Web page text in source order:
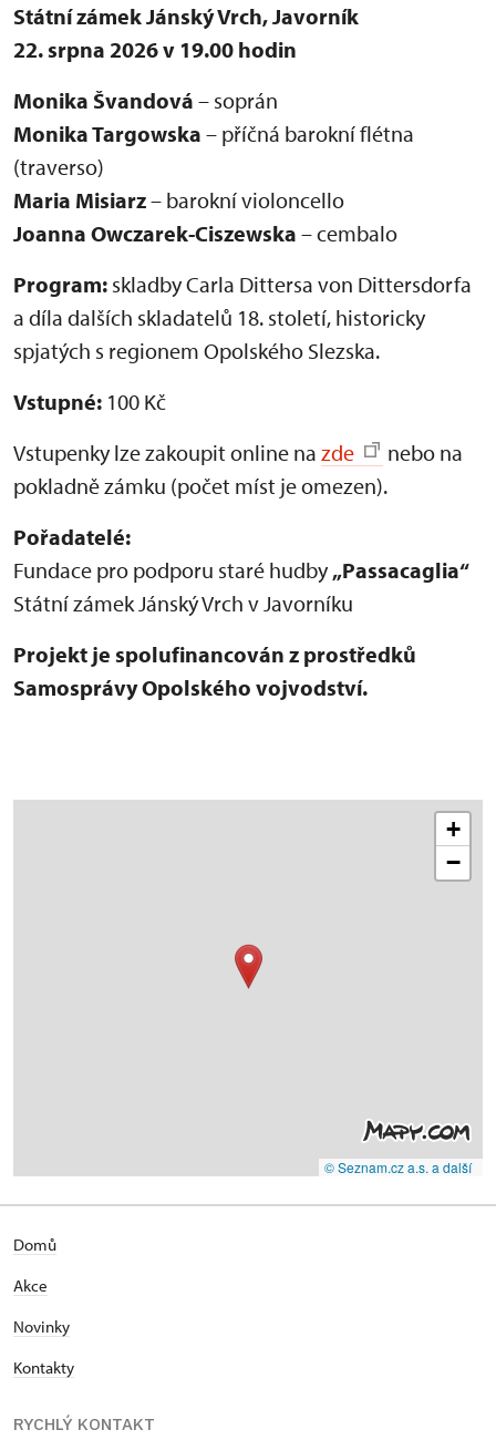
Státní zámek Jánský Vrch, Javorník
22. srpna 2026 v 19.00 hodin
Monika Švandová – soprán
Monika Targowska – příčná barokní flétna
(traverso)
Maria Misiarz– barokní violoncello
Joanna Owczarek-Ciszewska – cembalo
Program: skladby Carla Dittersa von Dittersdorfa
a díla dalších skladatelů 18. století, historicky
spjatých s regionem Opolského Slezska.
Vstupné: 100 Kč
Vstupenky lze zakoupit online na zde
nebo na
pokladně zámku (počet míst je omezen).
Pořadatelé:
Fundace pro podporu staré hudby „Passacaglia“
Státní zámek Jánský Vrch v Javorníku
Projekt je spolufinancován z prostředků
Samosprávy Opolského vojvodství.
+
−
© Seznam.cz a.s. a další
Domů
Akce
Novinky
Kontakty
RYCHLÝ KONTAKT